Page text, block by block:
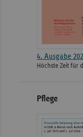
4. Ausgabe
Höchste Zeit für
Pflege